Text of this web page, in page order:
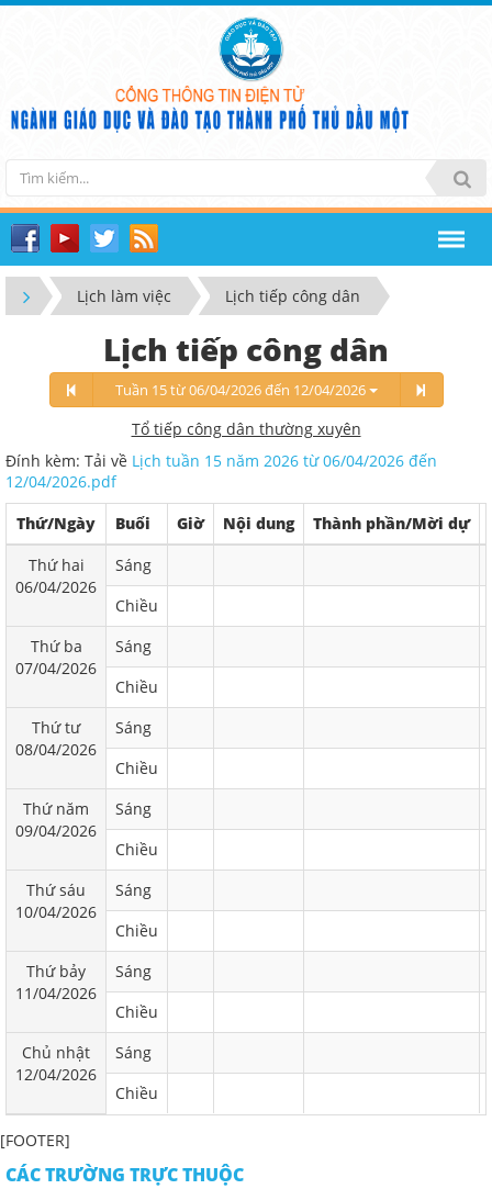
Lịch làm việc Lịch tiếp công dân
Lịch tiếp công dân
Tuần 15 từ 06/04/2026 đến 12/04/2026
Tổ tiếp công dân thường xuyên
Đính kèm: Tải về Lịch tuần 15 năm 2026 từ 06/04/2026 đến
12/04/2026.pdf
Thứ/Ngày
Buổi Giờ Nội dung Thành phần/Mời dự
Thứ hai
06/04/2026
Sáng
Chiều
Thứ ba
07/04/2026
Sáng
Chiều
Thứ tư
08/04/2026
Sáng
Chiều
Thứ năm
09/04/2026
Sáng
Chiều
Thứ sáu
10/04/2026
Sáng
Chiều
Thứ bảy
11/04/2026
Sáng
Chiều
Chủ nhật
12/04/2026
Sáng
Chiều
[FOOTER]
CÁC TRƯỜNG TRỰC THUỘC